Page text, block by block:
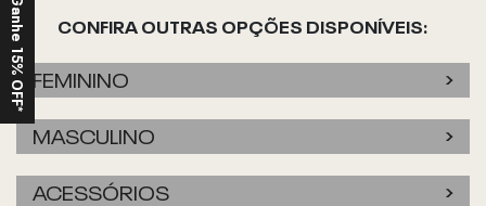
CONFIRA OUTRAS OPÇÕES DISPONÍVEIS:
FEMININO
MASCULINO
ACESSÓRIOS
Ganhe 15% OFF*